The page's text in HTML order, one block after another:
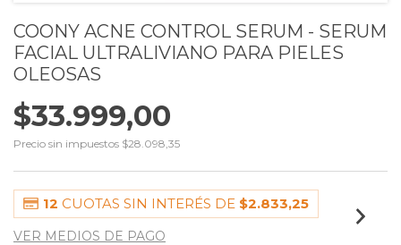
COONY ACNE CONTROL SERUM - SERUM
FACIAL ULTRALIVIANO PARA PIELES
OLEOSAS
$33.999,00
Precio sin impuestos $28.098,35
12 CUOTAS SIN INTERÉS DE $2.833,25
VER MEDIOS DE PAGO